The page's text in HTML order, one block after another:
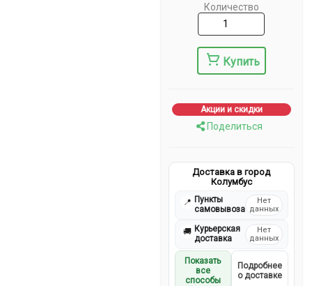
Количество
Купить
Акции и скидки
Поделиться
Доставка в город
Колумбус
📍 Пункты
самовывоза
Нет
данных
🚚 Курьерская
доставка
Нет
данных
Показать
все
способы
Подробнее
о доставке